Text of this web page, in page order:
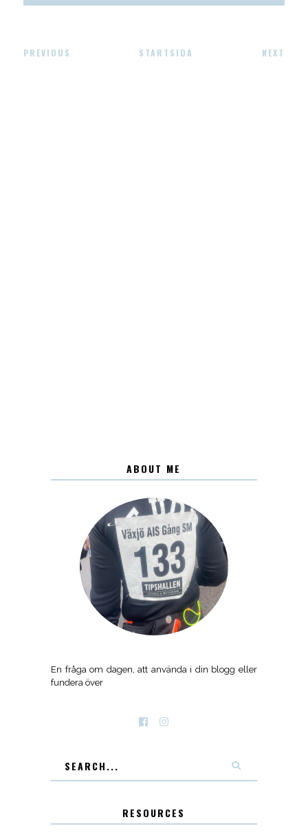
PREVIOUS STARTSIDA NEXT
ABOUT ME
En fråga om dagen, att använda i din blogg eller
fundera över
RESOURCES